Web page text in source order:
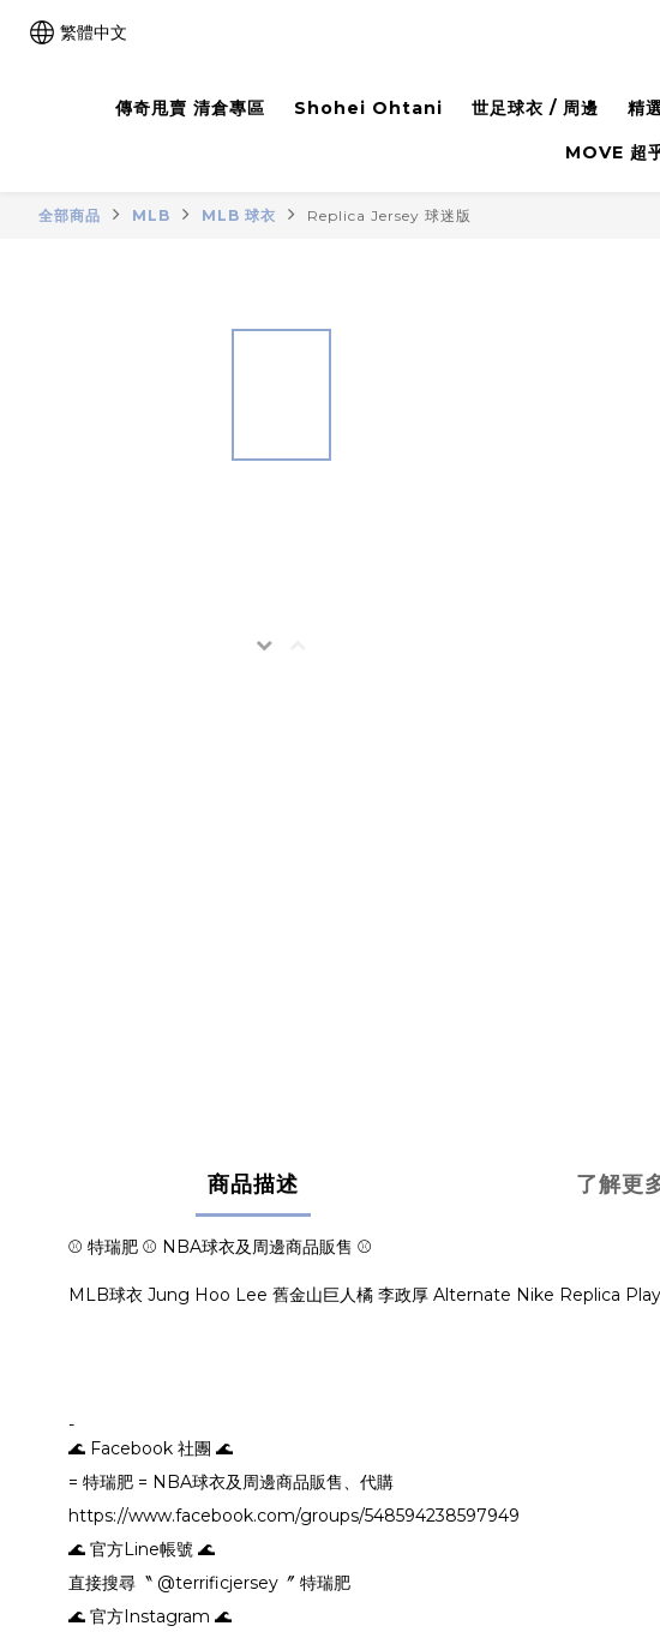
繁體中文
傳奇甩賣 清倉專區 Shohei Ohtani 世足球衣 / 周邊 精
MOVE 超
全部商品 MLB MLB 球衣 Replica Jersey 球迷版
商品描述 了解更
⚾ 特瑞肥 ⚾ NBA球衣及周邊商品販售 ⚾
MLB球衣 Jung Hoo Lee 舊金山巨人橘 李政厚 Alternate Nike Replica
-
🌊 Facebook 社團 🌊
= 特瑞肥 = NBA球衣及周邊商品販售、代購
https://www.facebook.com/groups/548594238597949
🌊 官方Line帳號 🌊
直接搜尋〝 @terrificjersey〞 特瑞肥
🌊 官方Instagram 🌊